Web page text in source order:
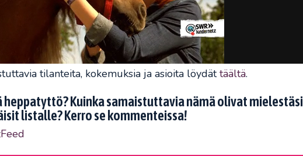
tilanteita, kokemuksia ja asioita löydättäältä.
heppatyttö? Kuinka samaistuttavia nämä olivat mielestäsi
listalle? Kerro se kommenteissa!